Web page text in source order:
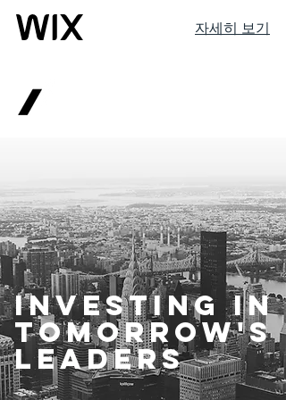
자세히 보기